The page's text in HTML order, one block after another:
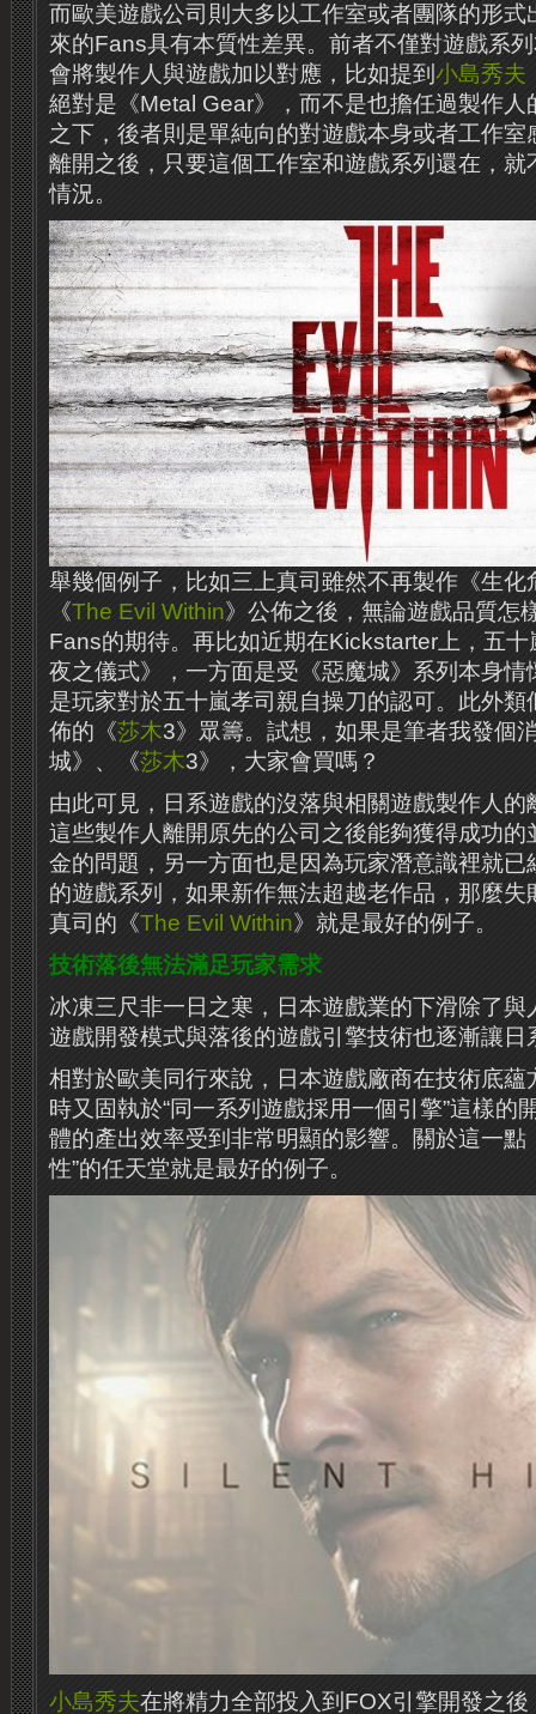
而歐美遊戲公司則大多以工作室或者團隊的形式
來的Fans具有本質性差異。前者不僅對遊戲系
會將製作人與遊戲加以對應，比如提到 小島秀夫
絕對是《Metal Gear》，而不是也擔任過製作人
之下，後者則是單純向的對遊戲本身或者工作
離開之後，只要這個工作室和遊戲系列還在，就
情況。
舉幾個例子，比如三上真司雖然不再製作《生化
《The Evil Within》公佈之後，無論遊戲品質怎
Fans的期待。再比如近期在Kickstarter上，五
夜之儀式》，一方面是受《惡魔城》系列本身情
是玩家對於五十嵐孝司親自操刀的認可。此外類
佈的《莎木3》眾籌。試想，如果是筆者我發個
城》、《莎木3》，大家會買嗎？
由此可見，日系遊戲的沒落與相關遊戲製作人
這些製作人離開原先的公司之後能夠獲得成功的
金的問題，另一方面也是因為玩家潛意識裡就已
的遊戲系列，如果新作無法超越老作品，那麼
真司的《The Evil Within》就是最好的例子。
技術落後無法滿足玩家需求
冰凍三尺非一日之寒，日本遊戲業的下滑除了
遊戲開發模式與落後的遊戲引擎技術也逐漸讓日
相對於歐美同行來說，日本遊戲廠商在技術底蘊
時又固執於“同一系列遊戲採用一個引擎”這樣的
體的產出效率受到非常明顯的影響。關於這一點
性”的任天堂就是最好的例子。
小島秀夫在將精力全部投入到FOX引擎開發之